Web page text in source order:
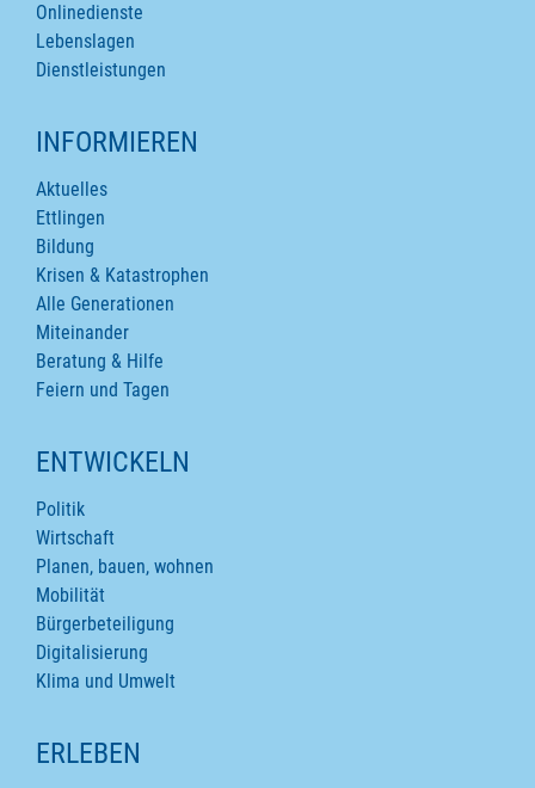
Onlinedienste
Lebenslagen
Dienstleistungen
INFORMIEREN
Aktuelles
Ettlingen
Bildung
Krisen & Katastrophen
Alle Generationen
Miteinander
Beratung & Hilfe
Feiern und Tagen
ENTWICKELN
Politik
Wirtschaft
Planen, bauen, wohnen
Mobilität
Bürgerbeteiligung
Digitalisierung
Klima und Umwelt
ERLEBEN